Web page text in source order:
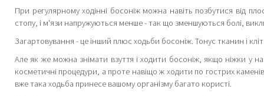
При регулярному ходінні босоніж можна навіть позбутися від
стопу, і м'язи напружуються менше - так що зменшуються болі,
Загартовування - це інший плюс ходьби босоніж. Тонус тканин і
Але як же можна знімати взуття і ходити босоніж, якщо ніжки у
косметичні процедури, а проте навіщо ж ходити по гострих каменів
вже така ходьба принесе вашому організму багато користі.